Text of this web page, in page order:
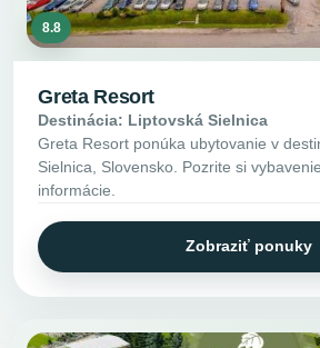
8.8
Greta Resort
Destinácia: Liptovská Sielnica
Greta Resort ponúka ubytovanie v
Sielnica, Slovensko. Pozrite si
informácie.
Zobraziť ponuky